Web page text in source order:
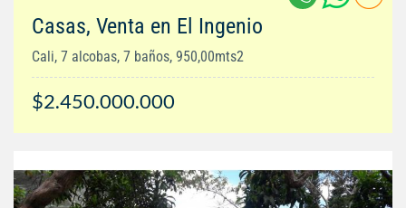
Casas, Venta en El Ingenio
Cali, 7 alcobas, 7 baños, 950,00mts2
$2.450.000.000